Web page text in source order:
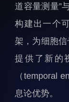
科研进展
科研诚信与伦
实验动物管理
分析测试中心
实验室建设与
生物安全管理
道容量测量”
构建出一个
架，为细胞信
提供了新的
（temporal
息论优势。